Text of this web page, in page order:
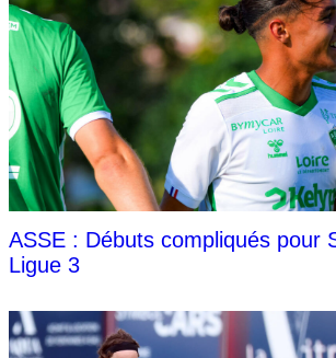
ASSE : Débuts compliqués pour
Ligue 3